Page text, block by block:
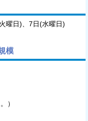
曜日)、7日(水曜日)
模
）